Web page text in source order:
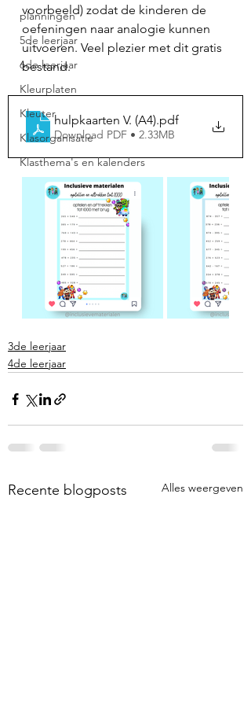
planningen
5de leerjaar
6de leerjaar
Kleurplaten
Kleuter
Klasorganisatie
Klasthema's en kalenders
voorbeeld) zodat de kinderen de
oefeningen naar analogie kunnen
uitvoeren. Veel plezier met dit gratis
bestand.
hulpkaarten V. (A4).pdf
Download PDF • 2.33MB
3de leerjaar
4de leerjaar
Recente blogposts Alles weergeven